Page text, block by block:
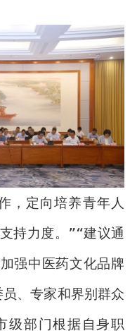
，定向培养青年人
持力度。”“建议通
强中医药文化品牌
、专家和界别群众
级部门根据自身职